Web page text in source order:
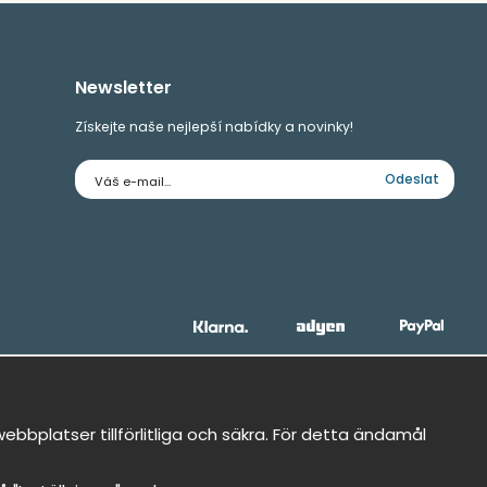
Newsletter
Získejte naše nejlepší nabídky a novinky!
E-
mailová
Odeslat
tillförlitliga och säkra. För detta ändamål